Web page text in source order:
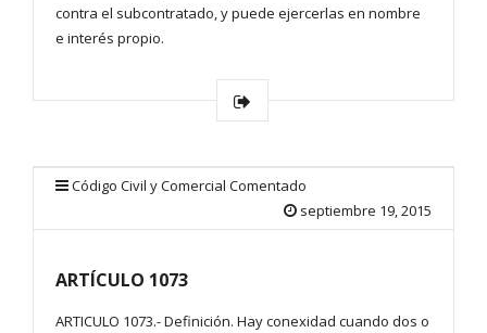
contra el subcontratado, y puede ejercerlas en nombre
e interés propio.
Código Civil y Comercial Comentado
septiembre 19, 2015
ARTÍCULO 1073
ARTICULO 1073.- Definición. Hay conexidad cuando dos o